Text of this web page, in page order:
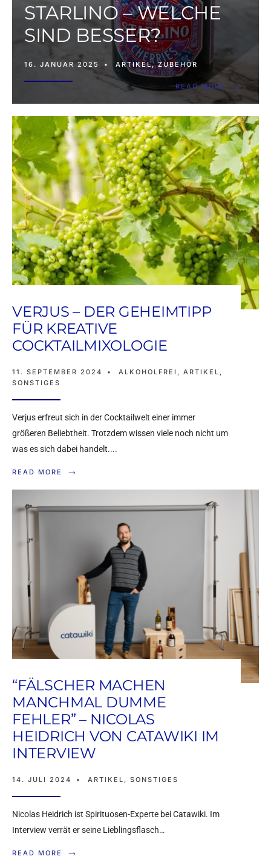
STARLINO – WELCHE
SIND BESSER?
16. JANUAR 2025 • ARTIKEL,ZUBEHÖR
READ MORE →
VERJUS – DER GEHEIMTIPP
FÜR KREATIVE
COCKTAILMIXOLOGIE
11. SEPTEMBER 2024 • ALKOHOLFREI , ARTIKEL ,
SONSTIGES
Verjus erfreut sich in der Cocktailwelt einer immer
größeren Beliebtheit. Trotzdem wissen viele noch nicht um
was es sich dabei handelt....
READ MORE →
“FÄLSCHER MACHEN
MANCHMAL DUMME
FEHLER” – NICOLAS
HEIDRICH VON CATAWIKI IM
INTERVIEW
14. JULI 2024 • ARTIKEL , SONSTIGES
Nicolas Heidrich ist Spirituosen-Experte bei Catawiki. Im
Interview verrät er seine Lieblingsflasch…
READ MORE →